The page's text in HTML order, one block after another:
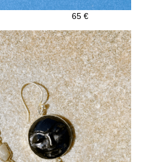
65 €